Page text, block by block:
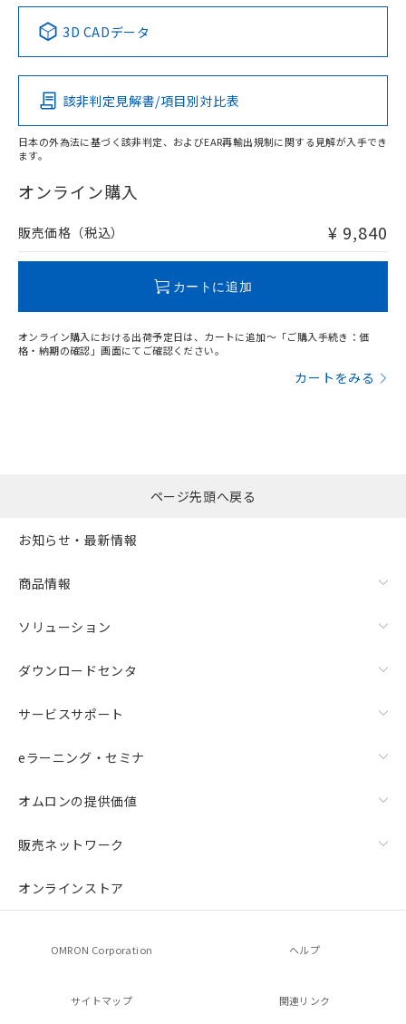
Pb Hg Cd Cr(VI)
O
在庫等で未対応品が混在する可能性があります。
問い合わせください。
この製品の規格認証/適合状況ページへ
その他の認証はこちらのページからご検索ください
3D CADデータ
該非判定見解書/項目別対比表
日本の外為法に基づく該非判定、およびEAR再輸出規制に関する見解が入手でき
ます。
オンライン購入
販売価格（税込） ¥ 9,840
カートに追加
オンライン購入における出荷予定日は、カートに追加～「ご購入手続き：価
格・納期の確認」画面にてご確認ください。
カートをみる
ページ先頭へ戻る
お知らせ・最新情報
商品情報
ソリューション
ダウンロードセンタ
サービスサポート
eラーニング・セミナ
オムロンの提供価値
販売ネットワーク
オンラインストア
OMRON Corporation ヘルプ
サイトマップ 関連リンク